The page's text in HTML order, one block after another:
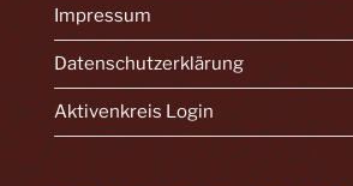
Impressum
Datenschutzerklärung
Aktivenkreis Login